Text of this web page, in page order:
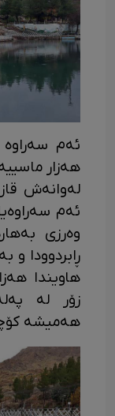
ئەم
هەزار
لەوانەش
ئەم
وەرزی
ڕابردوودا
هاویندا
زۆر لە
هەمیشە